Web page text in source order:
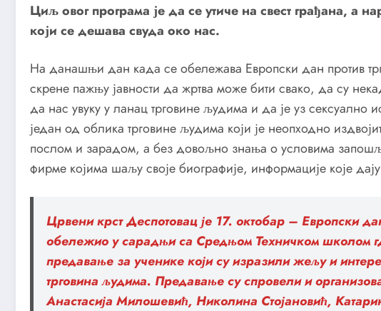
Циљ овог програма је да се утиче на свест грађана, а
који се дешава свуда око нас.
На данашњи дан када се обележава Европски дан против
скрене пажњу јавности да жртва може бити свако, да су
да нас увуку у ланац трговине људима и да је уз сексуално
један од облика трговине људима који је неопходно
послом и зарадом, а без довољно знања о условима
фирме којима шаљу своје биографије, информације које
Црвени крст Деспотовац је 17. октобар – Европски
обележио у сарадњи са Средњом Техничком школом
предавање за ученике који су изразили жељу и
трговина људима. Предавање су спровели и
Анастасија Милошевић, Николина Стојановић,